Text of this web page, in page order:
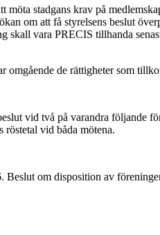
stadgans krav på
om att få styrelsens beslut
skall vara PRECIS tillhanda
omgående de rättigheter som
vid två på varandra följande
röstetal vid båda mötena.
om disposition av